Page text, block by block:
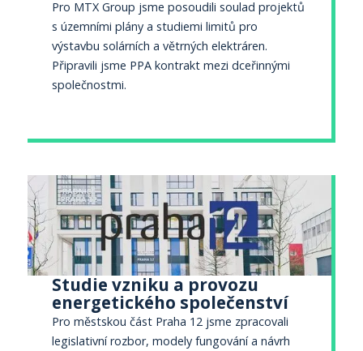
Pro MTX Group jsme posoudili soulad projektů
s územními plány a studiemi limitů pro
výstavbu solárních a větrných elektráren.
Připravili jsme PPA kontrakt mezi dceřinnými
společnostmi.
Studie vzniku a provozu
energetického společenství
Pro městskou část Praha 12 jsme zpracovali
legislativní rozbor, modely fungování a návrh